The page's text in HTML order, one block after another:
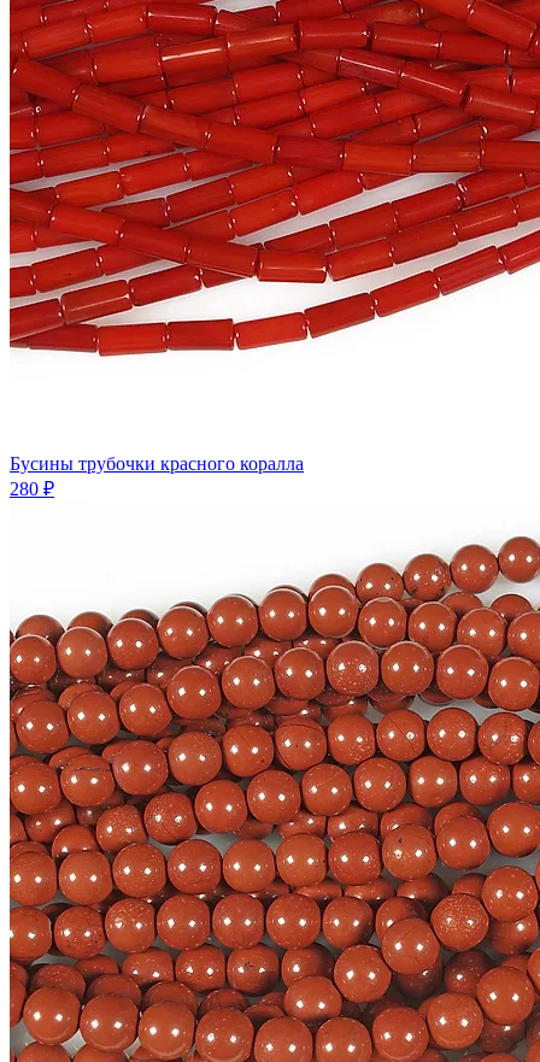
Бусины трубочки красного коралла
280 ₽